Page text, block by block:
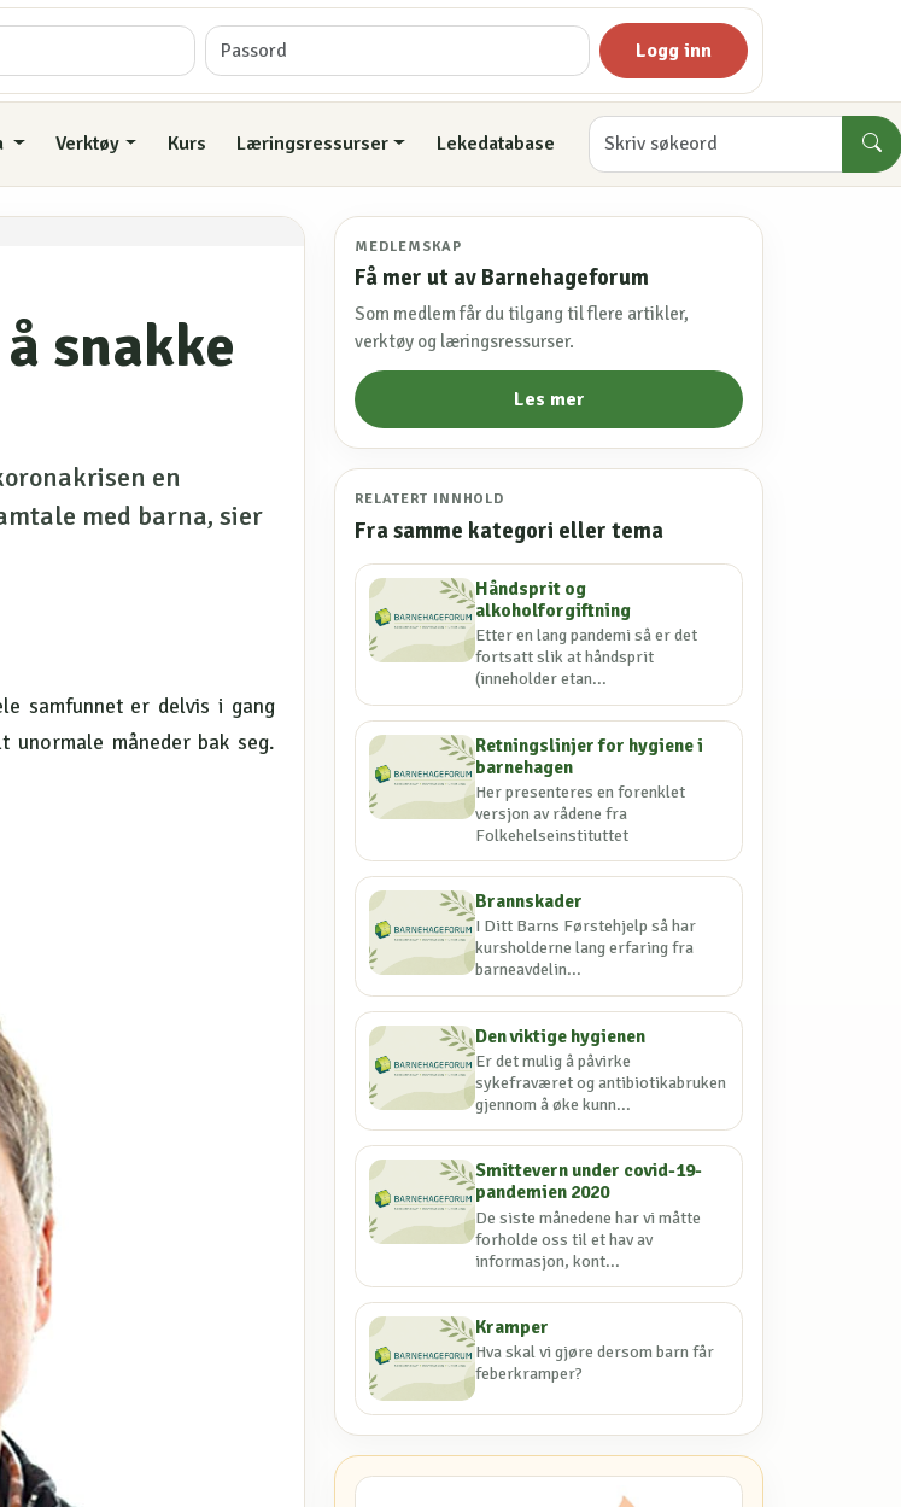
Logg inn
Verktøy Kurs Læringsressurser Lekedatabase
snakke
en
med barna, sier
samfunnet er delvis i gang
måneder bak seg.
MEDLEMSKAP
Få mer ut av Barnehageforum
Som medlem får du tilgang til flere artikler,
verktøy og læringsressurser.
Les mer
RELATERT INNHOLD
Fra samme kategori eller tema
Håndsprit og
alkoholforgiftning
Etter en lang pandemi så er det
fortsatt slik at håndsprit
(inneholder etan...
Retningslinjer for hygiene i
barnehagen
Her presenteres en forenklet
versjon av rådene fra
Folkehelseinstituttet
Brannskader
I Ditt Barns Førstehjelp så har
kursholderne lang erfaring fra
barneavdelin...
Den viktige hygienen
Er det mulig å påvirke
sykefraværet og antibiotikabruken
gjennom å øke kunn...
Smittevern under covid-19-
pandemien 2020
De siste månedene har vi måtte
forholde oss til et hav av
informasjon, kont...
Kramper
Hva skal vi gjøre dersom barn får
feberkramper?